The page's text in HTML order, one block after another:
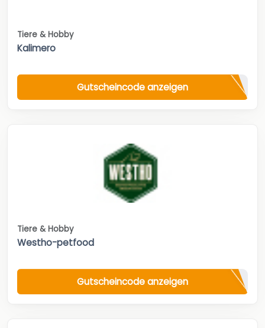
Tiere & Hobby
Kalimero
Gutscheincode anzeigen
Tiere & Hobby
Westho-petfood
Gutscheincode anzeigen